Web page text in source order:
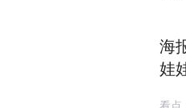
海
娃
看点